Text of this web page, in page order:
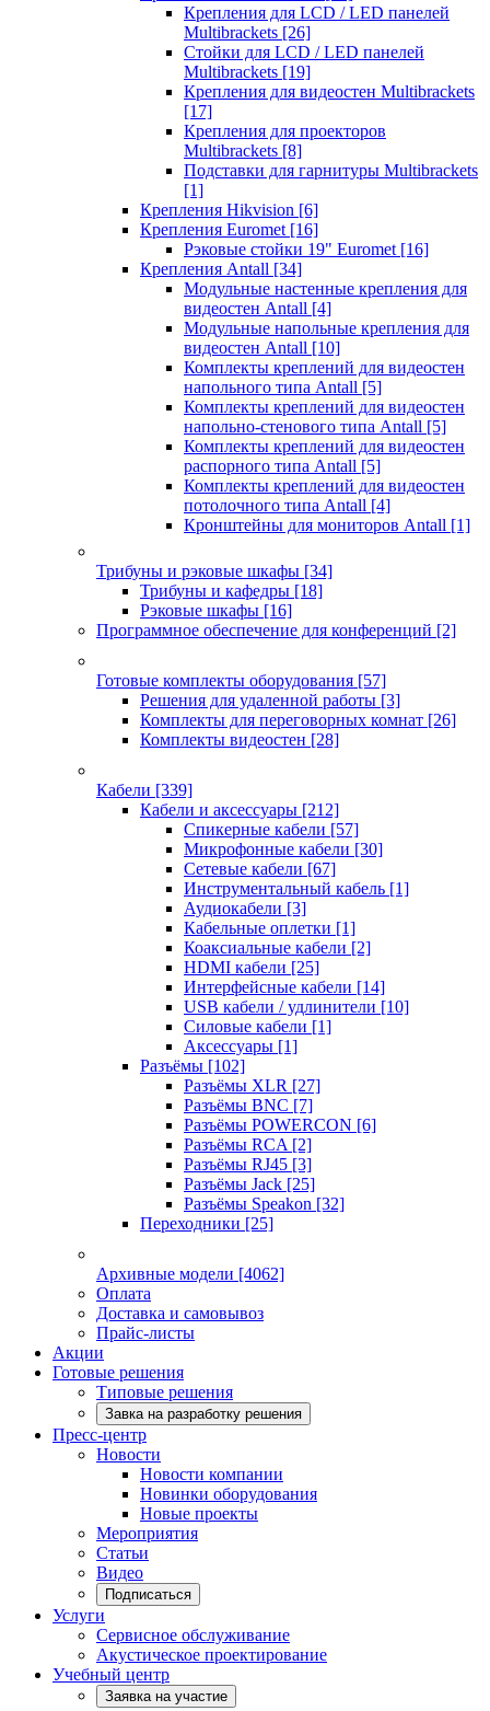
Крепления для LCD / LED панелей
Multibrackets [26]
Стойки для LCD / LED панелей
Multibrackets [19]
Крепления для видеостен Multibrackets
[17]
Крепления для проекторов
Multibrackets [8]
Подставки для гарнитуры Multibrackets
[1]
Крепления Hikvision [6]
Крепления Euromet [16]
Рэковые стойки 19" Euromet [16]
Крепления Antall [34]
Модульные настенные крепления для
видеостен Antall [4]
Модульные напольные крепления для
видеостен Antall [10]
Комплекты креплений для видеостен
напольного типа Antall [5]
Комплекты креплений для видеостен
напольно-стенового типа Antall [5]
Комплекты креплений для видеостен
распорного типа Antall [5]
Комплекты креплений для видеостен
потолочного типа Antall [4]
Кронштейны для мониторов Antall [1]
Трибуны и рэковые шкафы [34]
Трибуны и кафедры [18]
Рэковые шкафы [16]
Программное обеспечение для конференций [2]
Готовые комплекты оборудования [57]
Решения для удаленной работы [3]
Комплекты для переговорных комнат [26]
Комплекты видеостен [28]
Кабели [339]
Кабели и аксессуары [212]
Спикерные кабели [57]
Микрофонные кабели [30]
Сетевые кабели [67]
Инструментальный кабель [1]
Аудиокабели [3]
Кабельные оплетки [1]
Коаксиальные кабели [2]
HDMI кабели [25]
Интерфейсные кабели [14]
USB кабели / удлинители [10]
Силовые кабели [1]
Аксессуары [1]
Разъёмы [102]
Разъёмы XLR [27]
Разъёмы BNC [7]
Разъёмы POWERCON [6]
Разъёмы RCA [2]
Разъёмы RJ45 [3]
Разъёмы Jack [25]
Разъёмы Speakon [32]
Переходники [25]
Архивные модели [4062]
Оплата
Доставка и самовывоз
Прайс-листы
Акции
Готовые решения
Типовые решения
Завка на разработку решения
Пресс-центр
Новости
Новости компании
Новинки оборудования
Новые проекты
Мероприятия
Статьи
Видео
Подписаться
Услуги
Сервисное обслуживание
Акустическое проектирование
Учебный центр
Заявка на участие